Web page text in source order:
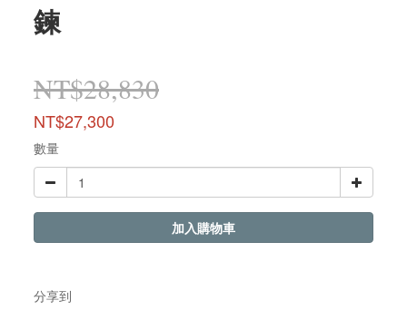
鍊
NT$28,830
NT$27,300
數量
加入購物車
分享到